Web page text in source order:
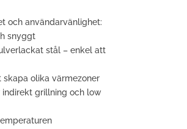
och användarvänlighet:
snyggt
stål – enkel att
olika värmezoner
grillning och low